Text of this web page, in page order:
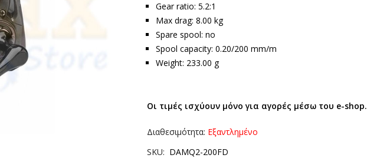
Gear ratio: 5.2:1
Max drag: 8.00 kg
Spare spool: no
Spool capacity: 0.20/200 mm/m
Weight: 233.00 g
Οι τιμές ισχύουν μόνο για αγορές μέσω του e-shop.
Διαθεσιμότητα: Εξαντλημένο
SKU
DAMQ2-200FD